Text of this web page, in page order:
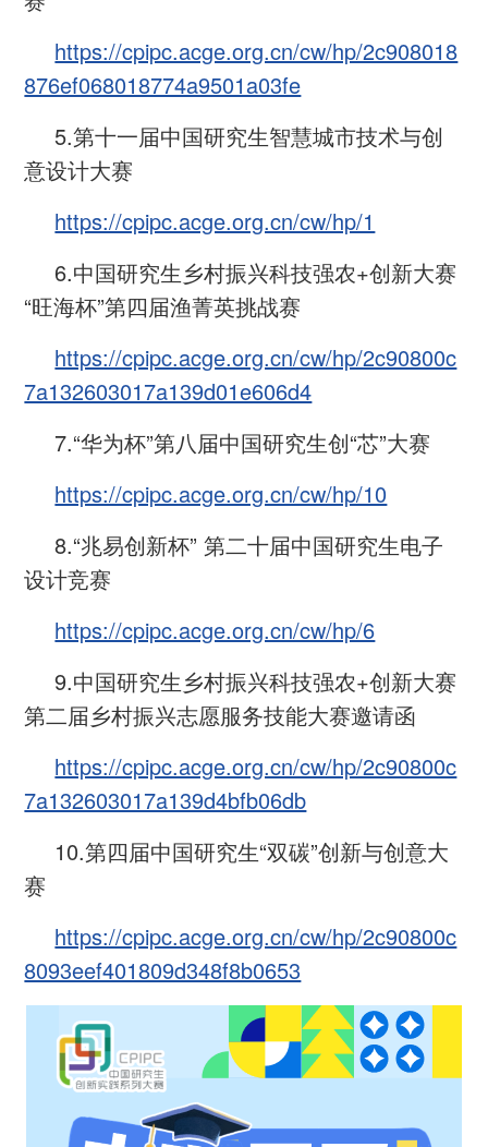
https://cpipc.acge.org.cn/cw/hp/2c908018
876ef068018774a9501a03fe
5.第十一届中国研究生智慧城市技术与创
意设计大赛
https://cpipc.acge.org.cn/cw/hp/1
6.中国研究生乡村振兴科技强农+创新大赛
“旺海杯”第四届渔菁英挑战赛
https://cpipc.acge.org.cn/cw/hp/2c90800c
7a132603017a139d01e606d4
7.“华为杯”第八届中国研究生创“芯”大赛
https://cpipc.acge.org.cn/cw/hp/10
8.“兆易创新杯” 第二十届中国研究生电子
设计竞赛
https://cpipc.acge.org.cn/cw/hp/6
9.中国研究生乡村振兴科技强农+创新大赛
第二届乡村振兴志愿服务技能大赛邀请函
https://cpipc.acge.org.cn/cw/hp/2c90800c
7a132603017a139d4bfb06db
10.第四届中国研究生“双碳”创新与创意大
赛
https://cpipc.acge.org.cn/cw/hp/2c90800c
8093eef401809d348f8b0653